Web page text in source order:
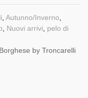
Autunno/Inverno
Nuovi arrivi
pelo di
by Troncarelli